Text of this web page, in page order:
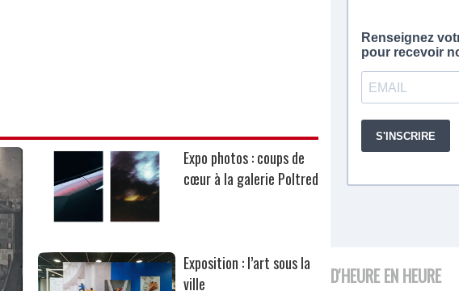
Expo photos : coups de
cœur à la galerie Poltred
Exposition : l’art sous la
ville
D'HEURE EN HEURE